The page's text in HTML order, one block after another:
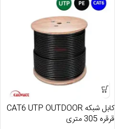
کابل شبکه CAT6 UTP OUTDOOR
قرقره 305 متری